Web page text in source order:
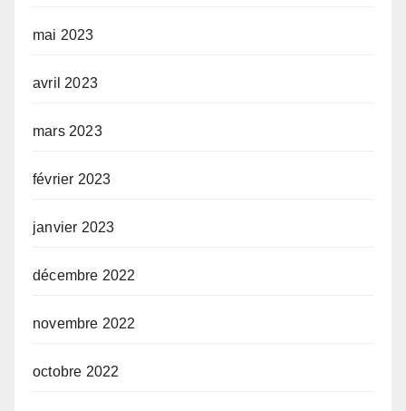
mai 2023
avril 2023
mars 2023
février 2023
janvier 2023
décembre 2022
novembre 2022
octobre 2022